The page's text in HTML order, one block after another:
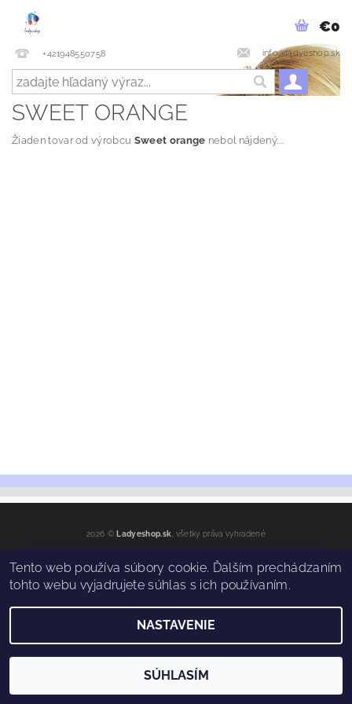
+421948550758 info@ladyeshop.sk
€0
SWEET ORANGE
Žiaden tovar od výrobcu Sweet orange nebol nájdený....
2026 © Ladyeshop.sk , všetky práva vyhradené
Vytvoril Shoptet
Tento web používa súbory cookie. Ďalším prechádzaním
tohto webu vyjadrujete súhlas s ich používaním.
NASTAVENIE
SÚHLASÍM